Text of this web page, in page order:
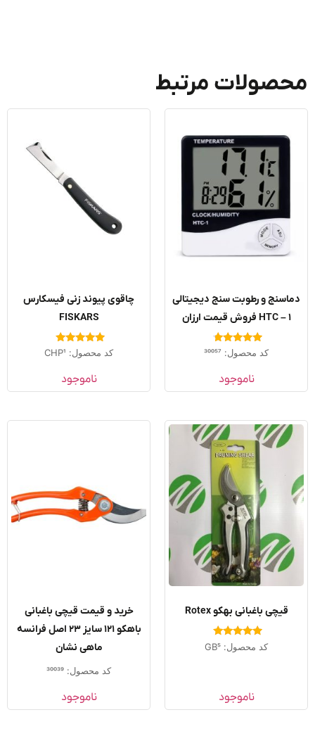
مرتبط
و رطوبت‌ سنج دیجیتالی
HTC – 1 فروش قیمت ارزان
امتیاز
4.50
کد محصول: 30057
ناموجود
چاقوی پیوند زنی فیسکارس
FISKARS
امتیاز
5.00
کد محصول: CHP1
ناموجود
قیچی باغبانی بهکو Rotex
امتیاز
5.00
کد محصول: GB5
ناموجود
خرید و قیمت قیچی باغبانی
باهکو ۱۲۱ سایز ۲۳ اصل فرانسه
ماهی نشان
کد محصول: 30039
ناموجود